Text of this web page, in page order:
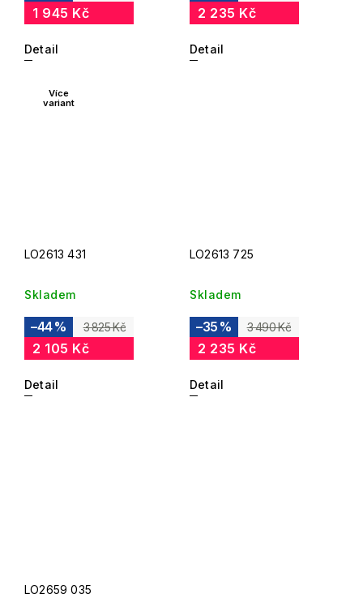
1 945 Kč
Detail
2 235 Kč
Detail
Více
variant
LO2613 431
Skladem
3 825 Kč
–44 %
2 105 Kč
Detail
LO2613 725
Skladem
3 490 Kč
–35 %
2 235 Kč
Detail
LO2659 035